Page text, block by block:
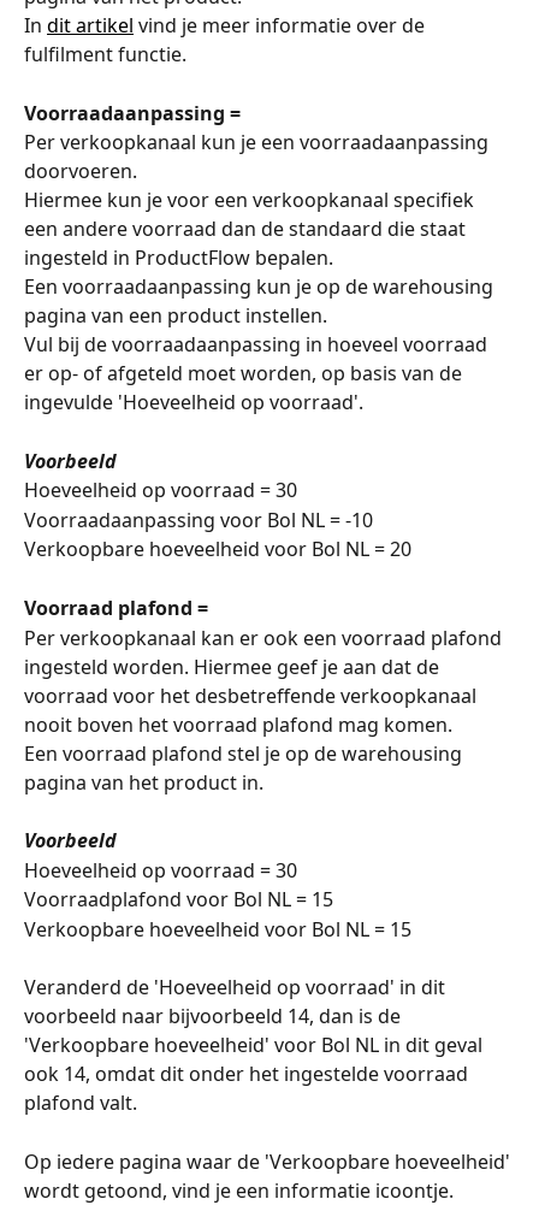
In dit artikel vind je meer informatie over de
fulfilment functie.
Voorraadaanpassing =
Per verkoopkanaal kun je een voorraadaanpassing
doorvoeren.
Hiermee kun je voor een verkoopkanaal specifiek
een andere voorraad dan de standaard die staat
ingesteld in ProductFlow bepalen.
Een voorraadaanpassing kun je op de warehousing
pagina van een product instellen.
Vul bij de voorraadaanpassing in hoeveel voorraad
er op- of afgeteld moet worden, op basis van de
ingevulde 'Hoeveelheid op voorraad'.
Voorbeeld
Hoeveelheid op voorraad = 30
Voorraadaanpassing voor Bol NL = -10
Verkoopbare hoeveelheid voor Bol NL = 20
Voorraad plafond =
Per verkoopkanaal kan er ook een voorraad plafond
ingesteld worden. Hiermee geef je aan dat de
voorraad voor het desbetreffende verkoopkanaal
nooit boven het voorraad plafond mag komen.
Een voorraad plafond stel je op de warehousing
pagina van het product in.
Voorbeeld
Hoeveelheid op voorraad = 30
Voorraadplafond voor Bol NL = 15
Verkoopbare hoeveelheid voor Bol NL = 15
Veranderd de 'Hoeveelheid op voorraad' in dit
voorbeeld naar bijvoorbeeld 14, dan is de
'Verkoopbare hoeveelheid' voor Bol NL in dit geval
ook 14, omdat dit onder het ingestelde voorraad
plafond valt.
Op iedere pagina waar de 'Verkoopbare hoeveelheid'
wordt getoond, vind je een informatie icoontje.